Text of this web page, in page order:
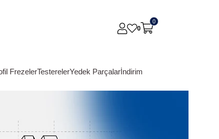
0
0
FrezelerTesterelerYedek Parçalarİndirim